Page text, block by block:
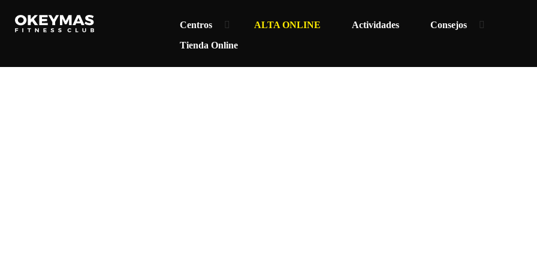
Centros ALTA ONLINE Actividades
Consejos
Tienda Online